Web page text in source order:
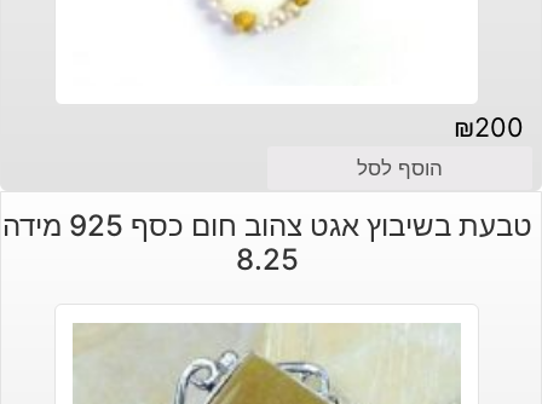
₪200
הוסף לסל
טבעת בשיבוץ אגט צהוב חום כסף 925 מידה
8.25